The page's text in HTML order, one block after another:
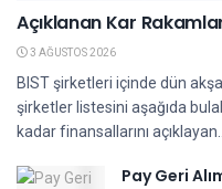
Açıklanan Kar
3 AĞUSTOS 2026
BIST şirketleri içinde dün
şirketler listesini aşağıda
kadar finansallarını açıklayan...
Pay Geri